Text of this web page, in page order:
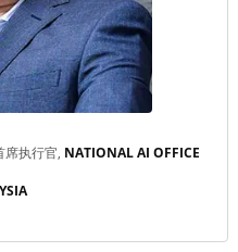
席执行官 NATIONAL AI OFFICE